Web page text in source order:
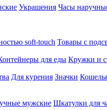
Украшения Часы
soft-touch Товары с
для еды Кружки и
Для курения Значки
мужские Шкатулки для